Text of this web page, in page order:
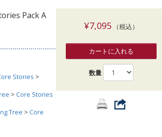
Pack A
Stories >
> Core Stories
Tree > Core
¥7,095（税込）
カートに入れる
数量